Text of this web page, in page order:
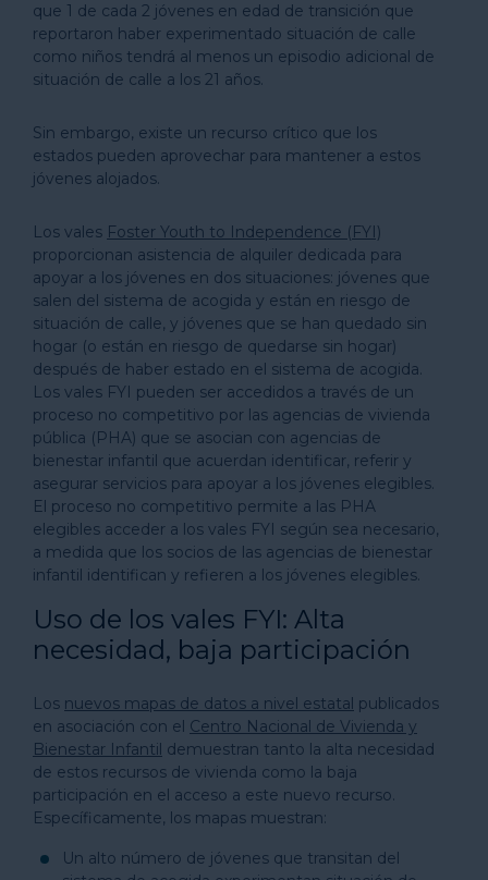
que 1 de cada 2 jóvenes en edad de transición que
reportaron haber experimentado situación de calle
como niños tendrá al menos un episodio adicional de
situación de calle a los 21 años.
Sin embargo, existe un recurso crítico que los
estados pueden aprovechar para mantener a estos
jóvenes alojados.
Los vales Foster Youth to Independence (FY I)
proporcionan asistencia de alquiler dedicada para
apoyar a los jóvenes en dos situaciones: jóvenes que
salen del sistema de acogida y están en riesgo de
situación de calle, y jóvenes que se han quedado sin
hogar (o están en riesgo de quedarse sin hogar)
después de haber estado en el sistema de acogida.
Los vales FYI pueden ser accedidos a través de un
proceso no competitivo por las agencias de vivienda
pública (PHA) que se asocian con agencias de
bienestar infantil que acuerdan identificar, referir y
asegurar servicios para apoyar a los jóvenes elegibles.
El proceso no competitivo permite a las PHA
elegibles acceder a los vales FYI según sea necesario,
a medida que los socios de las agencias de bienestar
infantil identifican y refieren a los jóvenes elegibles.
Uso de los vales FYI: Alta
necesidad, baja participación
Los nuevos mapas de datos a nivel estatal publicados
en asociación con el Centro Nacional de Vivienda y
Bienestar Infantil demuestran tanto la alta necesidad
de estos recursos de vivienda como la baja
participación en el acceso a este nuevo recurso.
Específicamente, los mapas muestran:
Un alto número de jóvenes que transitan del